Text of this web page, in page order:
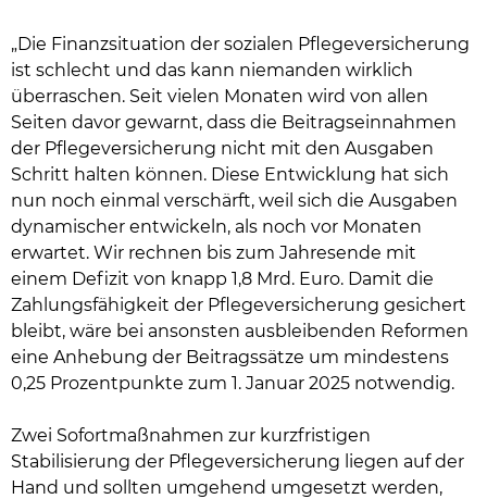
„Die Finanzsituation der sozialen Pflegeversicherung
ist schlecht und das kann niemanden wirklich
überraschen. Seit vielen Monaten wird von allen
Seiten davor gewarnt, dass die Beitragseinnahmen
der Pflegeversicherung nicht mit den Ausgaben
Schritt halten können. Diese Entwicklung hat sich
nun noch einmal verschärft, weil sich die Ausgaben
dynamischer entwickeln, als noch vor Monaten
erwartet. Wir rechnen bis zum Jahresende mit
einem Defizit von knapp 1,8 Mrd. Euro. Damit die
Zahlungsfähigkeit der Pflegeversicherung gesichert
bleibt, wäre bei ansonsten ausbleibenden Reformen
eine Anhebung der Beitragssätze um mindestens
0,25 Prozentpunkte zum 1. Januar 2025 notwendig.
Zwei Sofortmaßnahmen zur kurzfristigen
Stabilisierung der Pflegeversicherung liegen auf der
Hand und sollten umgehend umgesetzt werden,